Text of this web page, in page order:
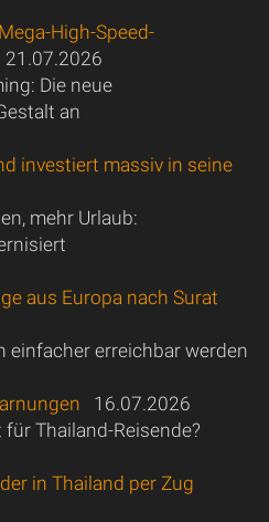
High-Speed-
21.07.2026
Die neue
an
investiert massiv in seine
mehr Urlaub:
aus Europa nach Surat
einfacher erreichbar werden
16.07.2026
Thailand-Reisende?
in Thailand per Zug